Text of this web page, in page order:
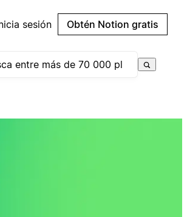
sesión Obtén Notion gratis